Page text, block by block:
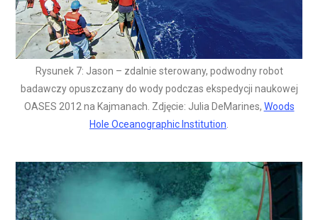
Rysunek 7: Jason – zdalnie sterowany, podwodny robot
badawczy opuszczany do wody podczas ekspedycji naukowej
OASES 2012 na Kajmanach. Zdjęcie: Julia DeMarines, Woods
Hole Oceanographic Institution